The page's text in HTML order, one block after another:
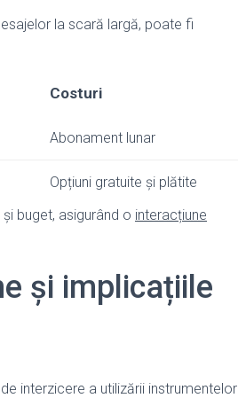
la scară largă, poate fi
Costuri
Abonament lunar
Opțiuni gratuite și plătite
buget, asigurând o interacțiune
și implicațiile
interzicere a utilizării instrumentelor